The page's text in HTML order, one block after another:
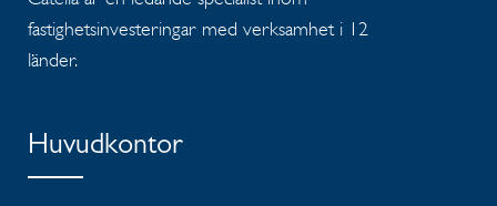
fastighetsinvesteringar med verksamhet i 12
länder.
Huvudkontor